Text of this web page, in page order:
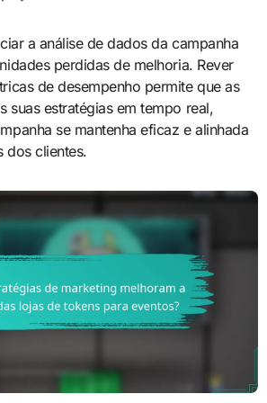
a análise de dados da campanha
perdidas de melhoria. Rever
de desempenho permite que as
suas estratégias em tempo real,
se mantenha eficaz e alinhada
dos clientes.